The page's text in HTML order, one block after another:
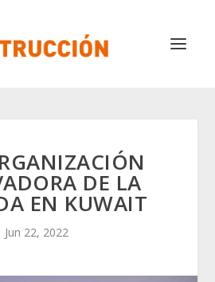
DE LA
EN KUWAIT
Jun 22, 2022